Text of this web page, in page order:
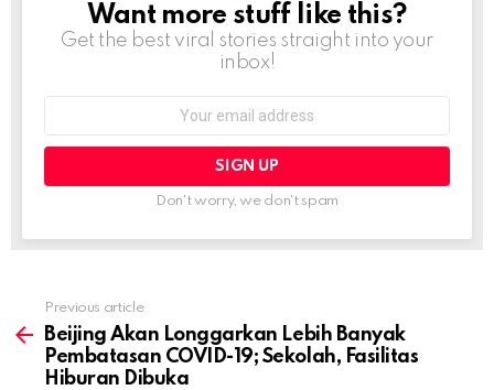
NEWSLETTER
Want more stuff like this?
Get the best viral stories straight into your
inbox!
Don't worry, we don't spam
more
Previous article
Beijing Akan Longgarkan Lebih Banyak
Pembatasan COVID-19; Sekolah, Fasilitas
Hiburan Dibuka